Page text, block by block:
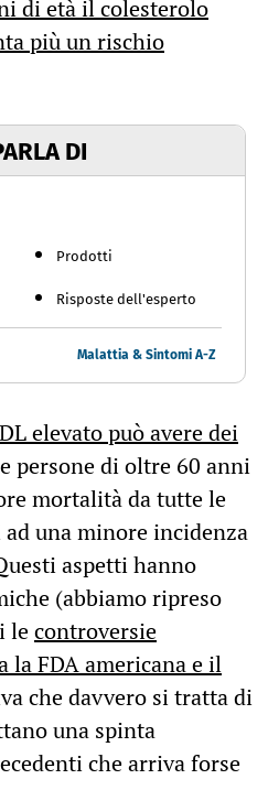
di età il colesterolo
più un rischio
DI
Prodotti
Risposte dell'esperto
Malattia & Sintomi A-Z
elevato può avere dei
persone di oltre 60 anni
mortalità da tutte le
una minore incidenza
aspetti hanno
(abbiamo ripreso
lecontroversie
la FDA americana e il
che davvero si tratta di
una spinta
che arriva forse